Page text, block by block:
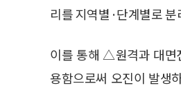
리를 지역별·단계별로
이를 통해 △원격과 대면
용함으로써 오진이 발생